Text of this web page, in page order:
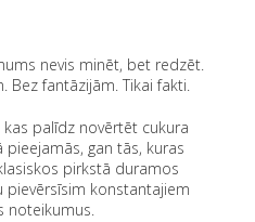
nevis minēt, bet redzēt.
Bez fantāzijām. Tikai fakti.
palīdz novērtēt cukura
pieejamās, gan tās, kuras
pirkstā duramos
konstantajiem
noteikumus.